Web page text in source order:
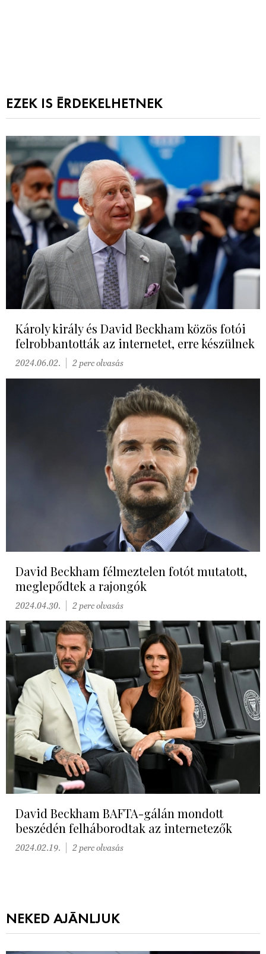
EZEK IS ÉRDEKELHETNEK
Károly király és David Beckham közös fotói
felrobbantották az internetet, erre készülnek
2024.06.02. 2 perc olvasás
David Beckham félmeztelen fotót mutatott,
meglepődtek a rajongók
2024.04.30. 2 perc olvasás
David Beckham BAFTA-gálán mondott
beszédén felháborodtak az internetezők
2024.02.19. 2 perc olvasás
NEKED AJÁNLJUK